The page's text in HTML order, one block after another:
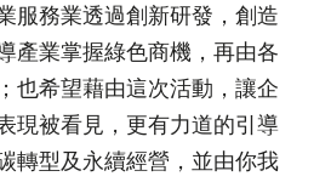
服務業透過創新研發，創造
產業掌握綠色商機，再由各
也希望藉由這次活動，讓企
現被看見，更有力道的引導
轉型及永續經營，並由你我